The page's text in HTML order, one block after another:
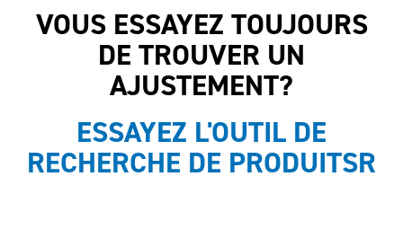
VOUS ESSAYEZ TOUJOURS
DE TROUVER UN
AJUSTEMENT?
ESSAYEZ L'OUTIL DE
RECHERCHE DE PRODUITSR